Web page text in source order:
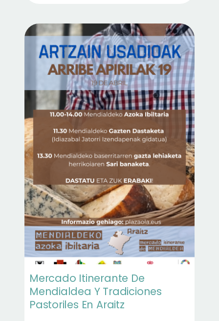
Mercado Itinerante De
Mendialdea Y Tradiciones
Pastoriles En Araitz